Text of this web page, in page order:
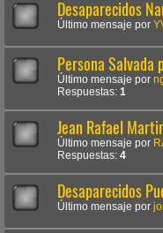
Desaparecidos
Último mensaje por
Persona Salvada
Último mensaje por
Respuestas: 1
Jean Rafael
Último mensaje por
Respuestas: 4
Desaparecidos
Último mensaje por